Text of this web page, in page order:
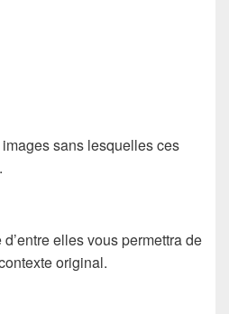
sans lesquelles ces
elles vous permettra de
original.